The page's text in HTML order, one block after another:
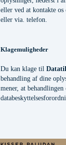
eller ved at kontakte os
eller via. telefon.
Klagemuligheder
Du kan klage til
behandling af dine
mener, at